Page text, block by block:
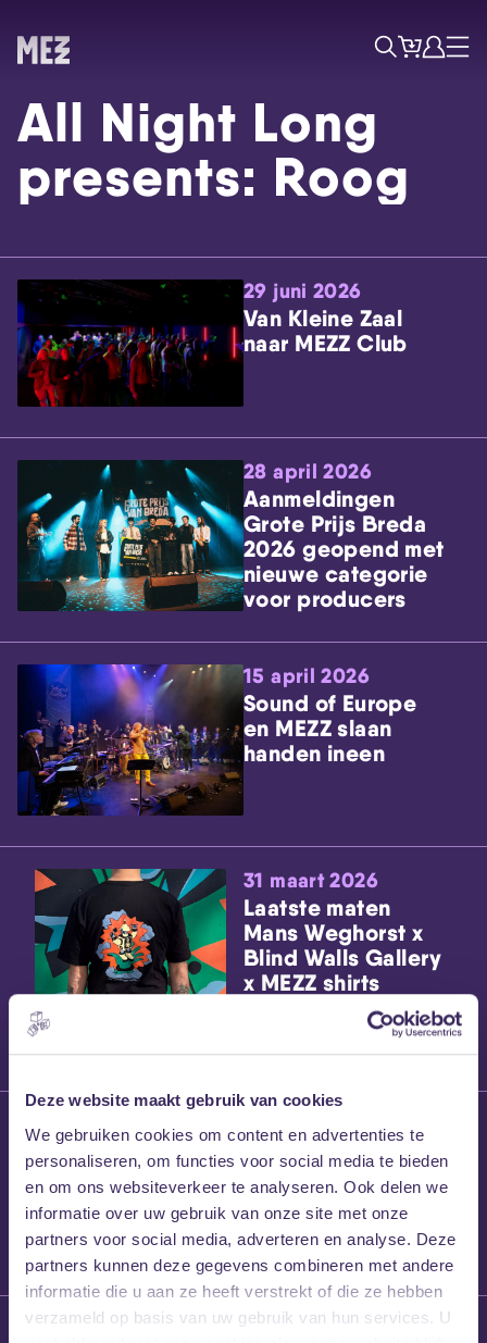
Deze website maakt gebruik van cookies
We gebruiken cookies om content en advertenties te
personaliseren, om functies voor social media te bieden
en om ons websiteverkeer te analyseren. Ook delen we
informatie over uw gebruik van onze site met onze
partners voor social media, adverteren en analyse. Deze
partners kunnen deze gegevens combineren met andere
informatie die u aan ze heeft verstrekt of die ze hebben
verzameld op basis van uw gebruik van hun services. U
Skip navigatie
ZoekTicketsAccount
Menu
All Night Long
presents: Roog
29 juni 2026
Van Kleine Zaal
naar MEZZ Club
28 april 2026
Aanmeldingen
Grote Prijs Breda
2026 geopend met
nieuwe categorie
voor producers
15 april 2026
Sound of Europe
en MEZZ slaan
handen ineen
31 maart 2026
Laatste maten
Mans Weghorst x
Blind Walls Gallery
x MEZZ shirts
27 maart 2026
Willem’s Blog:
Frans Kalf
26 maart 2026